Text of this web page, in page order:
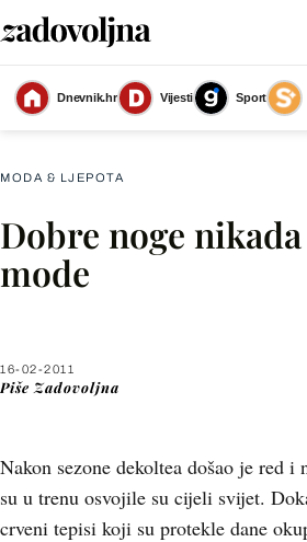
Dnevnik.hr Vijesti Sport
MODA & LJEPOTA
Dobre noge
mode
16-02-2011
Piše Zadovoljna
Nakon sezone dekoltea došao je red
su u trenu osvojile su cijeli svijet.
crveni tepisi koji su protekle dane
Facebook